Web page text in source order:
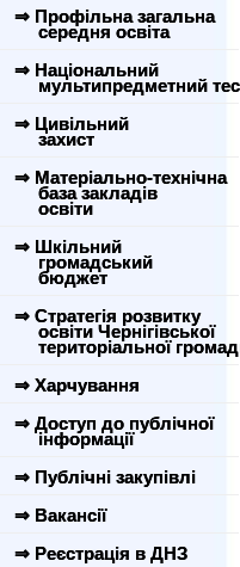
⇒ Профільна загальна
середня освіта
⇒ Національний
мультипредметний
⇒ Цивільний
захист
⇒ Матеріально-технічна
база закладів
освіти
⇒ Шкільний
громадський
бюджет
⇒ Стратегія розвитку
освіти Чернігівської
територіальної
⇒ Харчування
⇒ Доступ до публічної
інформації
⇒ Публічні закупівлі
⇒ Вакансії
⇒ Реєстрація в ДНЗ